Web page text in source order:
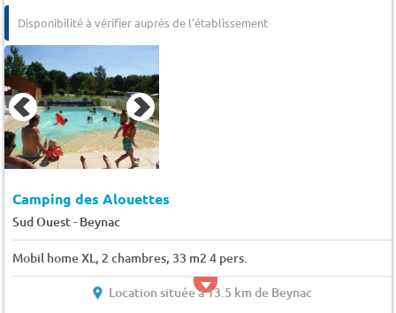
Disponibilité à vérifier auprès de l'établissement
Camping des Alouettes
Sud Ouest- Beynac
Mobil home XL, 2 chambres, 33 m2 4 pers.
Location située à 13.5 km de Beynac